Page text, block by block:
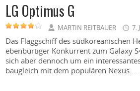
LG Optimus G
MARTIN REITBAUER 7.
Das Flaggschiff des südkoreanischen
ebenbürtiger Konkurrent zum Galaxy
sich aber dennoch um ein
baugleich mit dem populären Nexus ...